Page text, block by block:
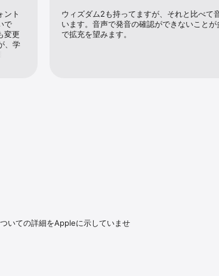
ンターネット無しでも全ての機能が
ルアプリケーションです。
ント
で
変更
、学
と
ウィズダム2も持ってますが、それと比べて
います。音声で発音の確認ができないこと
で拡充を望みます。
いての詳細をAppleに示していませ